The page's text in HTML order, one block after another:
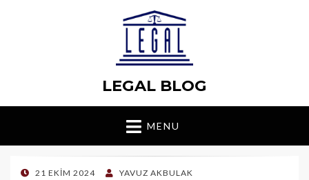
LEGAL BLOG
MENU
POSTED
21 EKIM 2024 YAVUZ AKBULAK